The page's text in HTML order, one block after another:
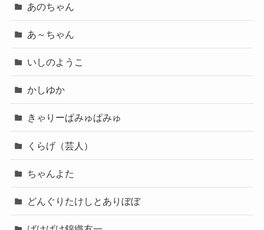
あのちゃん
あ～ちゃん
いしのようこ
かしゆか
きゃりーぱみゅぱみゅ
くらげ（芸人）
ちゃんよた
どんぐりたけしとありぼぼ